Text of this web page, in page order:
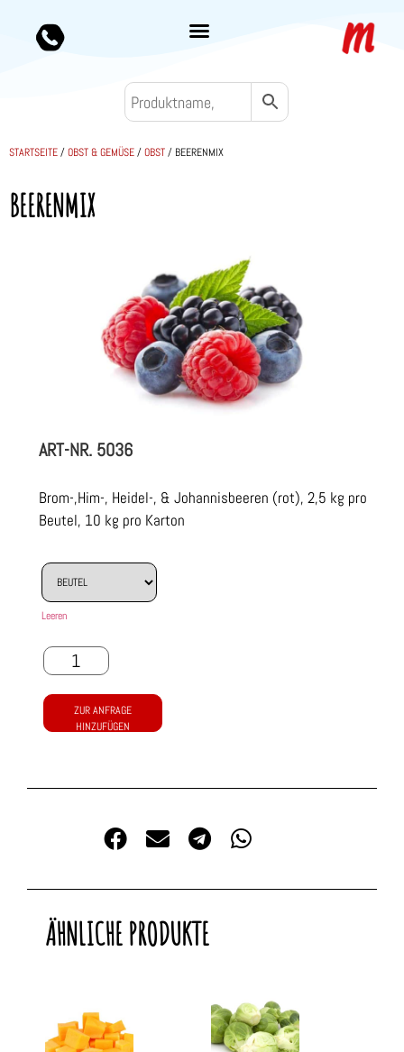
STARTSEITE/OBST & GEMÜSE/OBST/ BEERENMIX
BEERENMIX
ART-NR. 5036
Brom-,Him-, Heidel-, & Johannisbeeren (rot), 2,5 kg pro
Beutel, 10 kg pro Karton
Leeren
ZUR ANFRAGE
HINZUFÜGEN
ÄHNLICHE PRODUKTE